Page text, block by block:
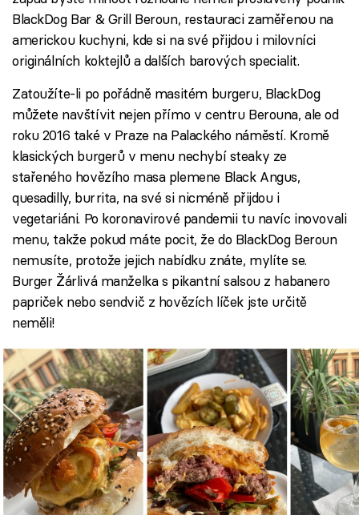
BlackDog Bar & Grill Beroun, restauraci zaměřenou na
americkou kuchyni, kde si na své přijdou i milovníci
originálních koktejlů a dalších barových specialit.
Zatoužíte-li po pořádně masitém burgeru, BlackDog
můžete navštívit nejen přímo v centru Berouna, ale od
roku 2016 také v Praze na Palackého náměstí. Kromě
klasických burgerů v menu nechybí steaky ze
stařeného hovězího masa plemene Black Angus,
quesadilly, burrita, na své si nicméně přijdou i
vegetariáni. Po koronavirové pandemii tu navíc inovovali
menu, takže pokud máte pocit, že do BlackDog Beroun
nemusíte, protože jejich nabídku znáte, mylíte se.
Burger Žárlivá manželka s pikantní salsou z habanero
papriček nebo sendvič z hovězích líček jste určitě
neměli!